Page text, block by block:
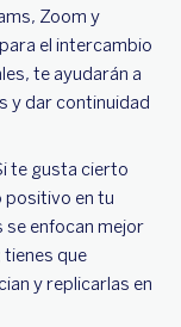
Zoom y
el intercambio
te ayudarán a
y dar continuidad
te gusta cierto
positivo en tu
se enfocan mejor
que
y replicarlas en